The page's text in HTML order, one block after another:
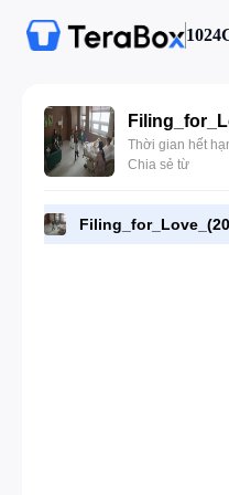
Thời gian hết
Chia sẻ từ